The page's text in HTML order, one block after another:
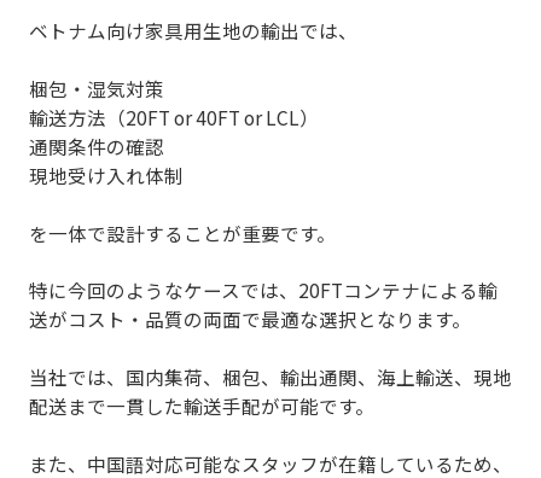
ベトナム向け家具用生地の輸出では、
梱包・湿気対策
輸送方法（20FT or 40FT or LCL）
通関条件の確認
現地受け入れ体制
を一体で設計することが重要です。
特に今回のようなケースでは、 20FTコンテナによる輸
送がコスト・品質の両面で最適な選択となります。
当社では、国内集荷、梱包、輸出通関、海上輸送、現地
配送まで一貫した輸送手配が可能です。
また、中国語対応可能なスタッフが在籍しているため、